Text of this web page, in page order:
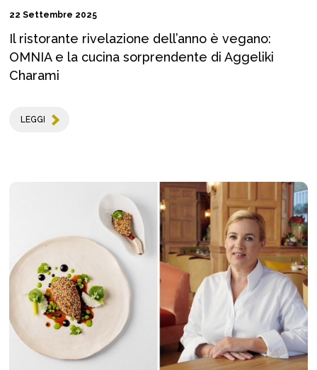
22 Settembre 2025
Il ristorante rivelazione dell’anno è vegano:
OMNIA e la cucina sorprendente di Aggeliki
Charami
LEGGI